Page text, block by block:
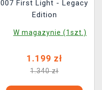
007 First Light - Legacy
Edition
W magazynie (1szt.)
1.199 zł
1.340 zł